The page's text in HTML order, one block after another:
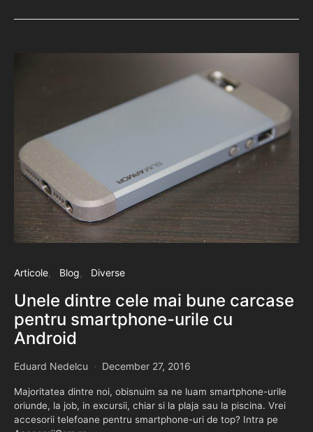
Articole Blog Diverse
Unele dintre cele mai bune carcase
pentru smartphone-urile cu
Android
Eduard Nedelcu December 27, 2016
Majoritatea dintre noi, obisnuim sa ne luam smartphone-urile
oriunde, la job, in excursii, chiar si la plaja sau la piscina. Vrei
accesorii telefoane pentru smartphone-uri de top? Intra pe